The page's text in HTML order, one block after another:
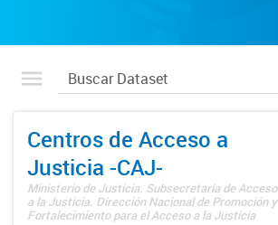
Centros de Acceso a
Justicia -CAJ-
Ministerio de Justicia. Subsecretaría de Acceso
a la Justicia. Dirección Nacional de Promoción y
Fortalecimiento para el Acceso a la Justicia